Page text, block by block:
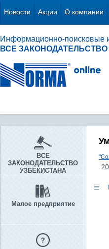
Новости Акции О компании
Информационно-поисковые
ВСЕ
ВСЕ
ЗАКОНОДАТЕЛЬСТВО
УЗБЕКИСТАНА
Малое предприятие